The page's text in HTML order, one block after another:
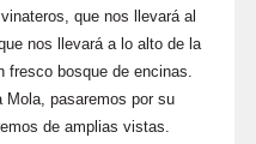
que nos llevará al
nos llevará a lo alto de la
fresco bosque de encinas.
Mola, pasaremos por su
de amplias vistas.